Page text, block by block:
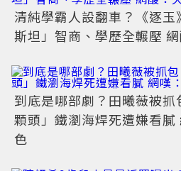
清純學霸人設翻車？《逐
斯坦」智商、學歷全輾壓
到底是哪部劇？田曦薇被
顆頭」鐵瀏海焊死遭嫌看膩
色